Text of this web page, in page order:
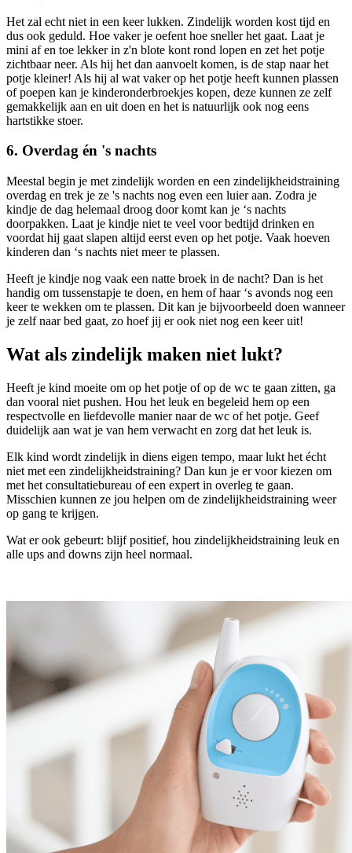
Het zal echt niet in een keer lukken. Zindelijk worden kost tijd en
dus ook geduld. Hoe vaker je oefent hoe sneller het gaat. Laat je
mini af en toe lekker in z'n blote kont rond lopen en zet het potje
zichtbaar neer. Als hij het dan aanvoelt komen, is de stap naar het
potje kleiner! Als hij al wat vaker op het potje heeft kunnen plassen
of poepen kan je kinderonderbroekjes kopen, deze kunnen ze zelf
gemakkelijk aan en uit doen en het is natuurlijk ook nog eens
hartstikke stoer.
6. Overdag én 's nachts
Meestal begin je met zindelijk worden en een zindelijkheidstraining
overdag en trek je ze 's nachts nog even een luier aan. Zodra je
kindje de dag helemaal droog door komt kan je ‘s nachts
doorpakken. Laat je kindje niet te veel voor bedtijd drinken en
voordat hij gaat slapen altijd eerst even op het potje. Vaak hoeven
kinderen dan ‘s nachts niet meer te plassen.
Heeft je kindje nog vaak een natte broek in de nacht? Dan is het
handig om tussenstapje te doen, en hem of haar ‘s avonds nog een
keer te wekken om te plassen. Dit kan je bijvoorbeeld doen wanneer
je zelf naar bed gaat, zo hoef jij er ook niet nog een keer uit!
Wat als zindelijk maken niet lukt?
Heeft je kind moeite om op het potje of op de wc te gaan zitten, ga
dan vooral niet pushen. Hou het leuk en begeleid hem op een
respectvolle en liefdevolle manier naar de wc of het potje. Geef
duidelijk aan wat je van hem verwacht en zorg dat het leuk is.
Elk kind wordt zindelijk in diens eigen tempo, maar lukt het écht
niet met een zindelijkheidstraining? Dan kun je er voor kiezen om
met het consultatiebureau of een expert in overleg te gaan.
Misschien kunnen ze jou helpen om de zindelijkheidstraining weer
op gang te krijgen.
Wat er ook gebeurt: blijf positief, hou zindelijkheidstraining leuk en
alle ups and downs zijn heel normaal.